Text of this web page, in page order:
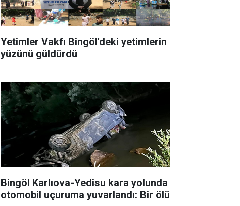
Yetimler Vakfı Bingöl'deki yetimlerin
yüzünü güldürdü
Bingöl Karlıova-Yedisu kara yolunda
otomobil uçuruma yuvarlandı: Bir ölü